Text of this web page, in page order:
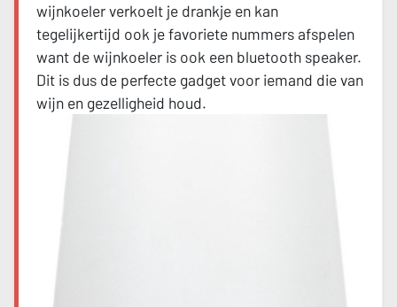
wijnkoeler verkoelt je drankje en kan
tegelijkertijd ook je favoriete nummers afspelen
want de wijnkoeler is ook een bluetooth speaker.
Dit is dus de perfecte gadget voor iemand die van
wijn en gezelligheid houd.